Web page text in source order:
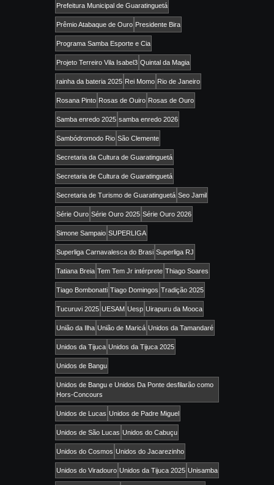
Prefeitura Municipal de Guaratinguetá
Prêmio Atabaque de Ouro Presidente Bira
Programa Samba Esporte e Cia
Projeto Terreiro Vila Isabel3 Quintal da Magia
rainha da bateria 2025 Rei Momo Rio de Janeiro
Rosana Pinto Rosas de Ouiro Rosas de Ouro
Samba enredo 2025 samba enredo 2026
Sambódromodo Rio São Clemente
Secretaria da Cultura de Guaratinguetá
Secretaria de Cultura de Guaratinguetá
Secretaria de Turismo de Guaratinguetá Seo Jamil
Série Ouro Série Ouro 2025 Série Ouro 2026
Simone Sampaio SUPERLIGA
Superliga Carnavalesca do Brasi Superliga RJ
Tatiana Breia Tem Tem Jr intérprete Thiago Soares
Tiago Bombonatti Tiago Domingos Tradição 2025
Tucuruvi 2025 UESAM Uesp Uirapuru da Mooca
União da Ilha União de Maricá Unidos da Tamandaré
Unidos da Tijuca Unidos da Tijuca 2025
Unidos de Bangu
Unidos de Bangu e Unidos Da Ponte desfilarão como
Hors-Concours
Unidos de Lucas Unidos de Padre Miguel
Unidos de São Lucas Unidos do Cabuçu
Unidos do Cosmos Unidos do Jacarezinho
Unidos do Viradouro Unidos da Tijuca 2025 Unisamba